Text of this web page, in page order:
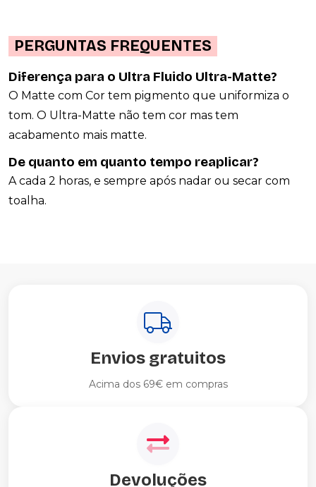
PERGUNTAS FREQUENTES
Diferença para o Ultra Fluido Ultra-Matte?
O Matte com Cor tem pigmento que uniformiza o
tom. O Ultra-Matte não tem cor mas tem
acabamento mais matte.
De quanto em quanto tempo reaplicar?
A cada 2 horas, e sempre após nadar ou secar com
toalha.
Envios gratuitos
Acima dos 69€ em compras
Devoluções